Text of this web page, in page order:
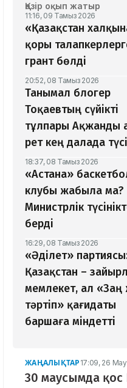
Қазір оқып жатыр
11:16, 09 Тамыз 2026
«Қазақстан
қоры
грант бөлді
20:52, 08 Тамыз 2026
Танымал блогер
Тоқаевтың сүйікті
тұлпары Ақжанды
рет кең далада
18:37, 08 Тамыз 2026
«Астана»
клубы жабыла ма?
Министрлік
берді
16:29, 08 Тамыз 2026
«Әділет»
Қазақстан –
мемлекет, ал «Заң
тәртіп» қағидаты
баршаға міндетті
ЖАҢАЛЫҚТАР 17:09, 26
30 маусымда